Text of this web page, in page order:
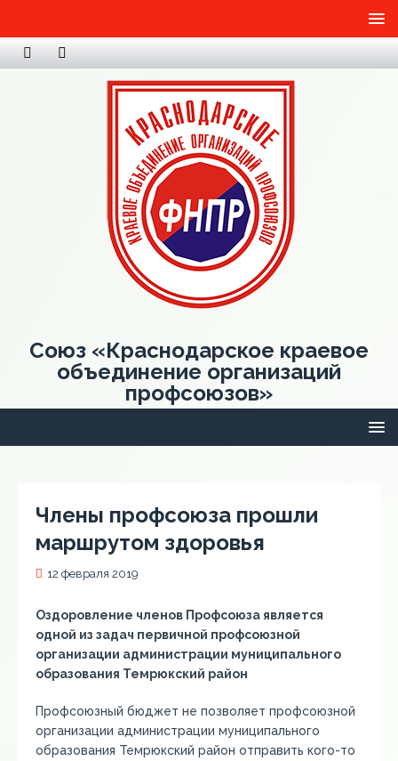
Союз «Краснодарское краевое
объединение организаций
профсоюзов»
Члены профсоюза прошли
маршрутом здоровья
12 февраля 2019
Оздоровление членов Профсоюза является
одной из задач первичной профсоюзной
организации администрации муниципального
образования Темрюкский район
Профсоюзный бюджет не позволяет профсоюзной
организации администрации муниципального
образования Темрюкский район отправить кого-то